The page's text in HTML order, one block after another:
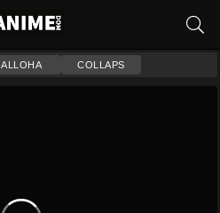
ALLOHA COLLAPS